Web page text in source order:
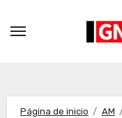
Página de inicio AM